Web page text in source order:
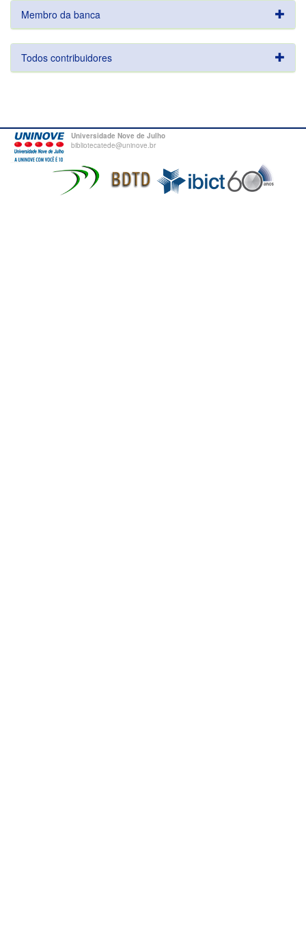
Membro da banca
Todos contribuidores
Universidade Nove de Julho
bibliotecatede@uninove.br